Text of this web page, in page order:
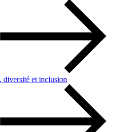
diversité et inclusion